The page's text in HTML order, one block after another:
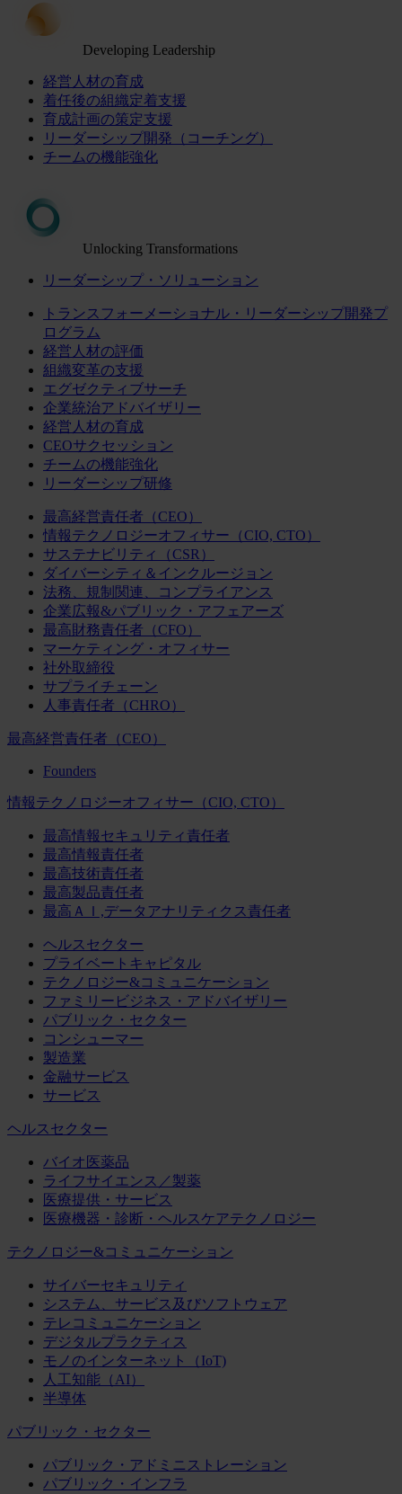
Developing Leadership
経営人材の育成
着任後の組織定着支援
育成計画の策定支援
リーダーシップ開発（コーチング）
チームの機能強化
Unlocking Transformations
リーダーシップ・ソリューション
トランスフォーメーショナル・リーダーシップ開発プ
ログラム
経営人材の評価
組織変革の支援
エグゼクティブサーチ
企業統治アドバイザリー
経営人材の育成
CEOサクセッション
チームの機能強化
リーダーシップ研修
最高経営責任者（CEO）
情報テクノロジーオフィサー（CIO, CTO）
サステナビリティ（CSR）
ダイバーシティ＆インクルージョン
法務、規制関連、コンプライアンス
企業広報&パブリック・アフェアーズ
最高財務責任者（CFO）
マーケティング・オフィサー
社外取締役
サプライチェーン
人事責任者（CHRO）
最高経営責任者（CEO）
Founders
情報テクノロジーオフィサー（CIO, CTO）
最高情報セキュリティ責任者
最高情報責任者
最高技術責任者
最高製品責任者
最高ＡＩ,データアナリティクス責任者
ヘルスセクター
プライベートキャピタル
テクノロジー&コミュニケーション
ファミリービジネス・アドバイザリー
パブリック・セクター
コンシューマー
製造業
金融サービス
サービス
ヘルスセクター
バイオ医薬品
ライフサイエンス／製薬
医療提供・サービス
医療機器・診断・ヘルスケアテクノロジー
テクノロジー&コミュニケーション
サイバーセキュリティ
システム、サービス及びソフトウェア
テレコミュニケーション
デジタルプラクティス
モノのインターネット（IoT)
人工知能（AI）
半導体
パブリック・セクター
パブリック・アドミニストレーション
パブリック・インフラ